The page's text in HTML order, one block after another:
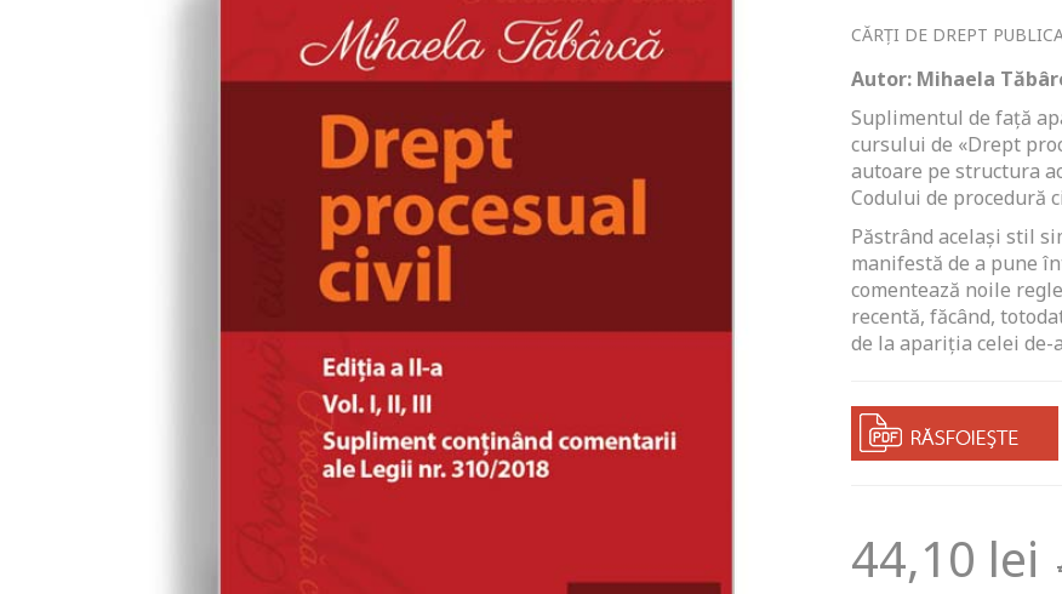
CĂRȚI DE DREPT
Autor: Mihaela
Suplimentul de față
cursului de «Drept
autoare pe structura
Codului de procedură
Păstrând același stil
manifestă de a pune
comentează noile
recentă, făcând,
de la apariția celei
44,10 lei